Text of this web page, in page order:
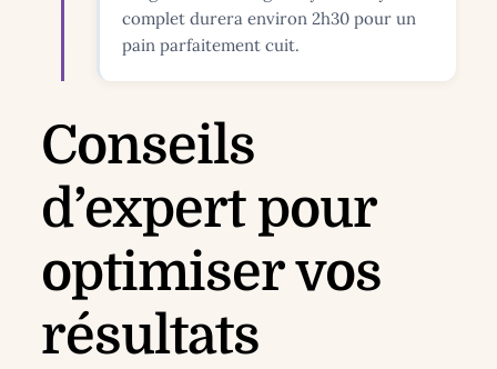
complet durera environ 2h30 pour un
pain parfaitement cuit.
Conseils
d’expert pour
optimiser vos
résultats